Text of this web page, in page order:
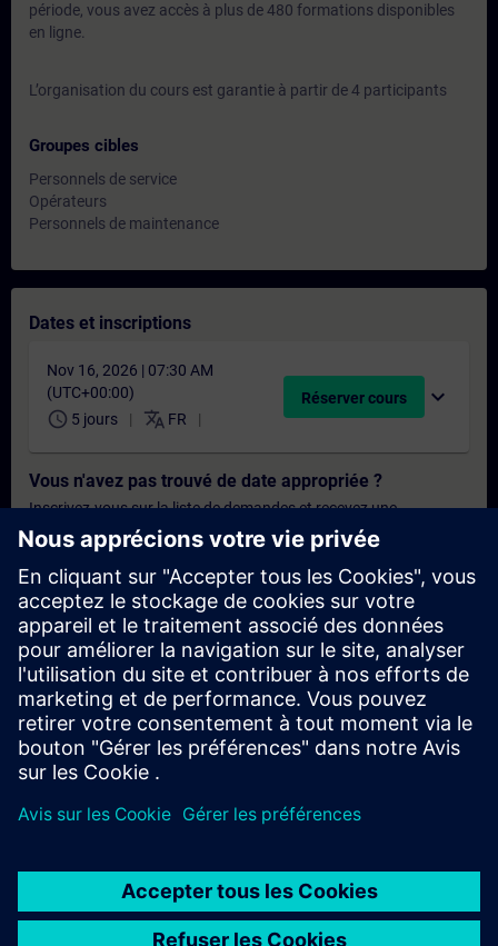
période, vous avez accès à plus de 480 formations disponibles
en ligne.
L’organisation du cours est garantie à partir de 4 participants
Groupes cibles
Personnels de service
Opérateurs
Personnels de maintenance
Dates et inscriptions
Nov 16, 2026 | 07:30 AM
(UTC+00:00)
schedule 5 jours translate FR
Réserver cours expand_more
Vous n'avez pas trouvé de date appropriée ?
Inscrivez-vous sur la liste de demandes et recevez une
notification dès que de nouvelles dates sont disponibles.
Activer le service de notification
Offre personnalisée
Vous avez besoin d'une offre personnalisée ? Après avoir fourni
vos données personnelles, nous vous enverrons immédiatement
une offre personnalisée à votre adresse électronique.
Envoyez une offre personnelle